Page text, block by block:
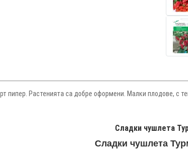
пипер. Растенията са добре оформени. Малки плодове, с
Сладки чушлета
Сладки чушлета